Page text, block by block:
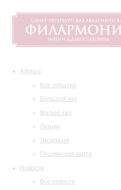
Афиша
Все события
Большой зал
Малый зал
Лекции
Экскурсии
Пушкинская карта
Новости
Все новости